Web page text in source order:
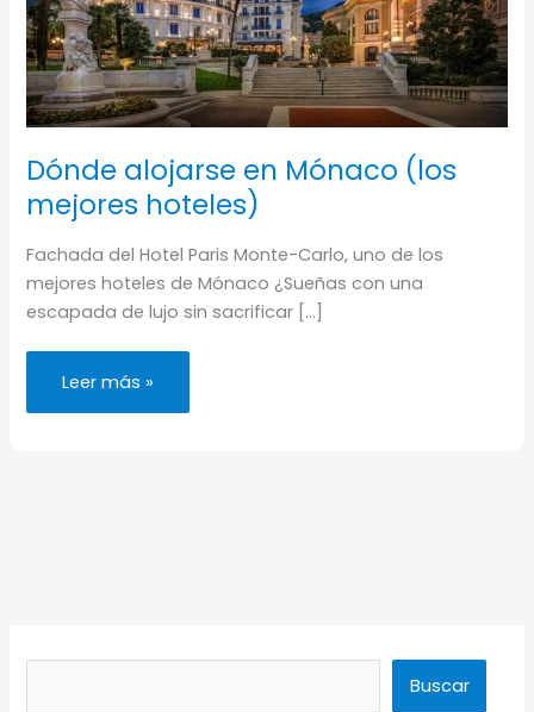
Dónde alojarse en Mónaco (los
mejores hoteles)
Fachada del Hotel Paris Monte-Carlo, uno de los
mejores hoteles de Mónaco ¿Sueñas con una
escapada de lujo sin sacrificar […]
Dónde
en
Leer más »
Buscar